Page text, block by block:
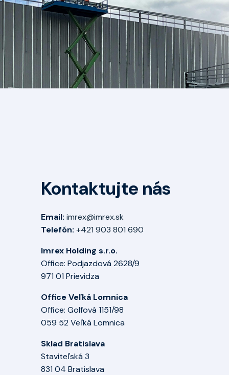
Kontaktujte nás
Email: imrex@imrex.sk
Telefón: +421 903 801 690
Imrex Holding s.r.o.
Office: Podjazdová 2628/9
971 01 Prievidza
Office Veľká Lomnica
Office: Golfová 1151/98
059 52 Veľká Lomnica
Sklad Bratislava
Staviteľská 3
831 04 Bratislava